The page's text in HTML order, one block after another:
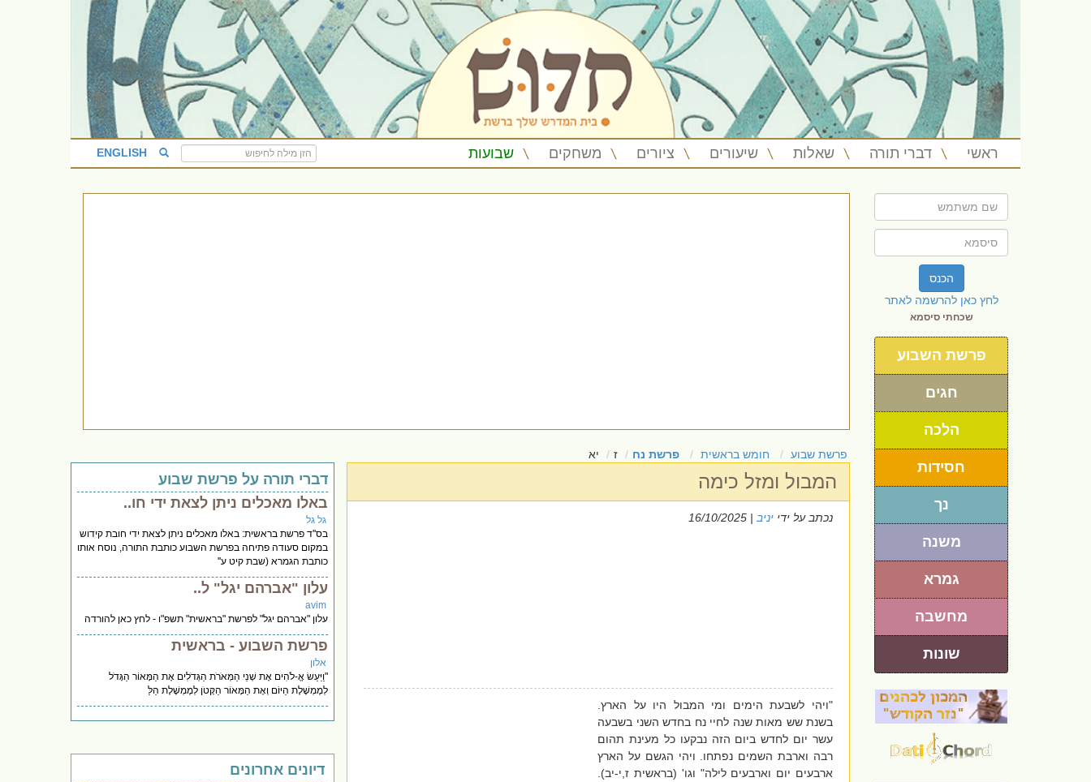
ראשי דברי תורה שאלות שיעורים ציורים משחקים שבועות ENGLISH
הכנס
לחץ כאן להרשמה לאתר
שכחתי סיסמא
פרשת השבוע
חגים
הלכה
חסידות
נך
משנה
גמרא
מחשבה
שונות
פרשת שבוע חומש בראשית פרשת נח ז יא
המבול ומזל כימה
נכתב על ידי יניב | 16/10/2025
"ויהי לשבעת הימים ומי המבול היו על הארץ.
בשנת שש מאות שנה לחיי נח בחדש השני בשבעה
עשר יום לחדש ביום הזה נבקעו כל מעינת תהום
רבה וארבת השמים נפתחו. ויהי הגשם על הארץ
ארבעים יום וארבעים לילה" וגו' (בראשית ז,י-יב).
דברי תורה על פרשת שבוע
באלו מאכלים ניתן לצאת ידי חו..
גל גל
בס''ד פרשת בראשית: באלו מאכלים ניתן לצאת ידי חובת קידוש
במקום סעודה פתיחה בפרשת השבוע כותבת התורה, נוסח אותו
כותבת הגמרא (שבת קיט ע''
עלון "אברהם יגל" ל..
avim
עלון "אברהם יגל" לפרשת "בראשית" תשפ"ו - לחץ כאן להורדה
פרשת השבוע - בראשית
אלון
"וַיַּעַשׂ אֱ-לֹהִים אֶת שְׁנֵי הַמְּאֹרֹת הַגְּדֹלִים אֶת הַמָּאוֹר הַגָּדֹל
לְמֶמְשֶׁלֶת הַיּוֹם וְאֶת הַמָּאוֹר הַקָּטֹן לְמֶמְשֶׁלֶת הַלַּ
דיונים אחרונים